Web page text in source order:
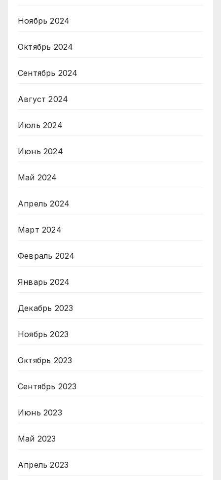
Ноябрь 2024
Октябрь 2024
Сентябрь 2024
Август 2024
Июль 2024
Июнь 2024
Май 2024
Апрель 2024
Март 2024
Февраль 2024
Январь 2024
Декабрь 2023
Ноябрь 2023
Октябрь 2023
Сентябрь 2023
Июнь 2023
Май 2023
Апрель 2023